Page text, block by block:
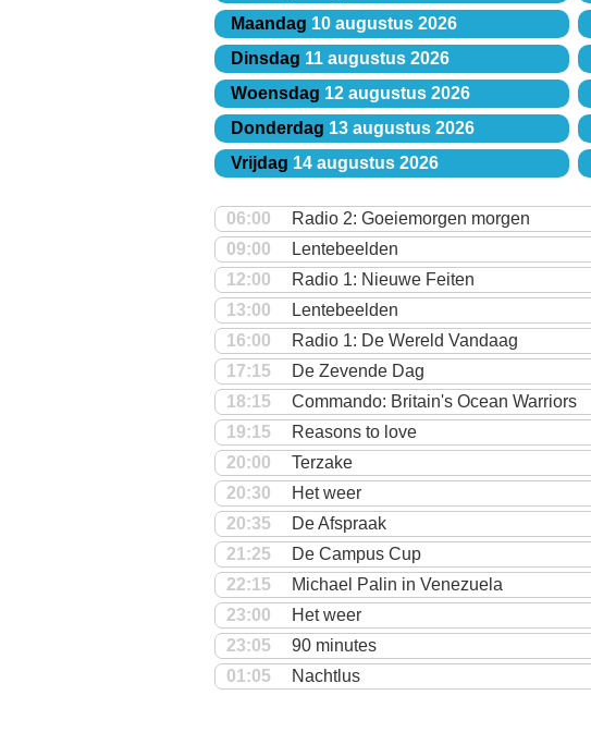
Maandag 10 augustus 2026
Dinsdag 11 augustus 2026
Woensdag 12 augustus 2026
Donderdag 13 augustus 2026
Vrijdag 14 augustus 2026
06:00
Radio 2: Goeiemorgen morgen
09:00
Lentebeelden
12:00
Radio 1: Nieuwe Feiten
13:00
Lentebeelden
16:00
Radio 1: De Wereld Vandaag
17:15
De Zevende Dag
18:15
Commando: Britain's Ocean Warriors
19:15
Reasons to love
20:00
Terzake
20:30
Het weer
20:35
De Afspraak
21:25
De Campus Cup
22:15
Michael Palin in Venezuela
23:00
Het weer
23:05
90 minutes
01:05
Nachtlus